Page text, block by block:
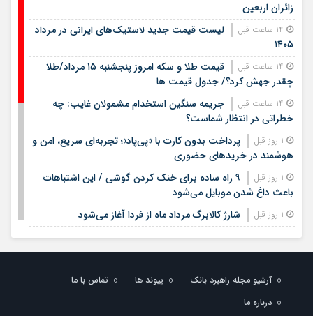
زائران اربعین
لیست قیمت جدید لاستیک‌های ایرانی در مرداد
۱۴۰۵
قیمت طلا و سکه امروز پنجشنبه ۱۵ مرداد/طلا
چقدر جهش کرد؟/ جدول قیمت ها
جریمه سنگین استخدام مشمولان غایب: چه
خطراتی در انتظار شماست؟
پرداخت بدون کارت با «پی‌پاد»؛ تجربه‌ای سریع، امن و
هوشمند در خریدهای حضوری
۹ راه ساده برای خنک کردن گوشی / این اشتباهات
باعث داغ شدن موبایل می‌شود
شارژ کالابرگ مرداد ماه از فردا آغاز می‌شود
1 روز قبل
لیست قیمت اجاره مسکن در شهرک غرب |
اجاره‌نشینی در این منطقه چقدر هزینه دارد؟ + جدول مردادماه
لیست قیمت خرید مسکن در تهرانسر/ قیمت خرید
هر متر آپارتمان در این منطقه چقدر است؟ + جدول
آرشیو مجله راهبرد بانک پیوند ها
تماس با ما
درباره ما